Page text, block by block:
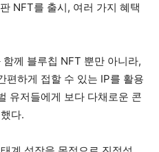
NFT를 출시, 여러 가지 혜택
께 블루칩 NFT 뿐만 아니라,
편하게 접할 수 있는 IP를 활용
유저들에게 보다 다채로운 콘
다.